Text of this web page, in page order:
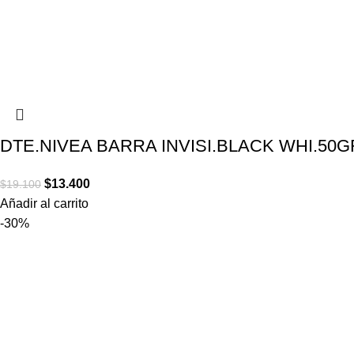
DTE.NIVEA BARRA INVISI.BLACK
$19.100 $13.400
Añadir al carrito
-30%